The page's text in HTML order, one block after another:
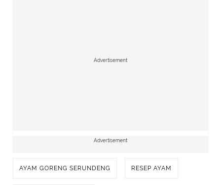
Advertisement
Advertisement
AYAM GORENG SERUNDENG RESEP AYAM